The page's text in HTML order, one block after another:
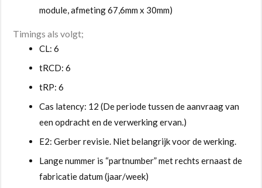
module, afmeting 67,6mm x 30mm)
Timings als volgt;
CL: 6
tRCD: 6
tRP: 6
Cas latency: 12 (De periode tussen de aanvraag van
een opdracht en de verwerking ervan.)
E2: Gerber revisie. Niet belangrijk voor de werking.
Lange nummer is “partnumber” met rechts ernaast de
fabricatie datum (jaar/week)